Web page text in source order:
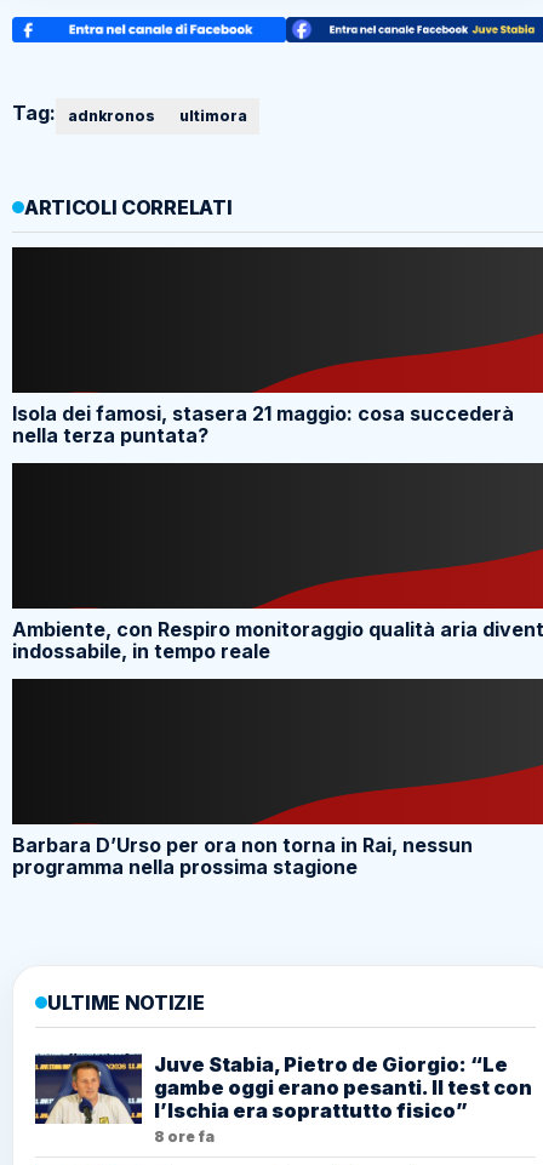
Tag: adnkronos ultimora
ARTICOLI CORRELATI
Isola dei famosi, stasera 21 maggio: cosa succederà
nella terza puntata?
Ambiente, con Respiro monitoraggio qualità aria
indossabile, in tempo reale
Barbara D’Urso per ora non torna in Rai, nessun
programma nella prossima stagione
ULTIME NOTIZIE
Juve Stabia, Pietro de Giorgio: “Le
gambe oggi erano pesanti. Il test con
l’Ischia era soprattutto fisico”
8 ore fa